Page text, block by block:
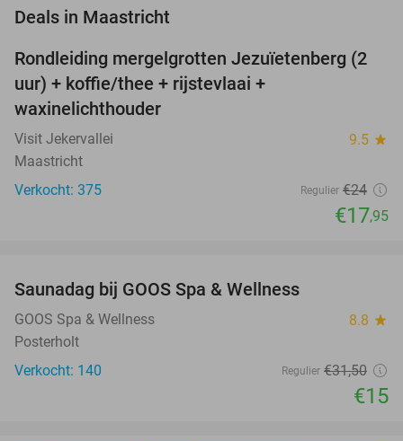
Deals in Maastricht
25%
Rondleiding mergelgrotten Jezuïetenberg (2
uur) + koffie/thee + rijstevlaai +
waxinelichthouder
Visit Jekervallei 9.5 star
Maastricht
Verkocht: 375
Regulier €24
€17,95
TODAY
Saunadag bij GOOS Spa & Wellness
GOOS Spa & Wellness 8.8 star
Posterholt
Verkocht: 140
Regulier €31,50
€15